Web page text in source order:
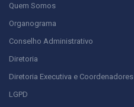
Quem Somos
Organograma
Conselho Administrativo
Diretoria
Diretoria Executiva e Coordenadores
LGPD